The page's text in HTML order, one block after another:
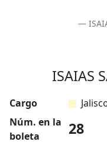
ISAIAS
Cargo
Núm. en la
boleta
28